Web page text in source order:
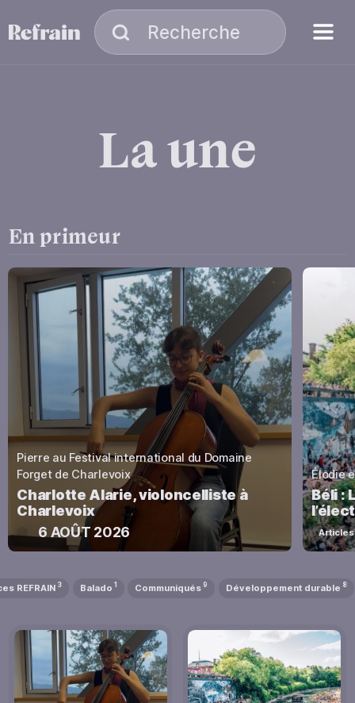
Recherche
Laune
En primeur
Pierre au Festival international du Domaine
Forget de Charlevoix
Charlotte Alarie, violoncelliste à
Charlevoix
6 AOÛT 2026
Élodie
Béli :
Articles
REFRAIN 3 Balado 1 Communiqués 9 Développement durable 8